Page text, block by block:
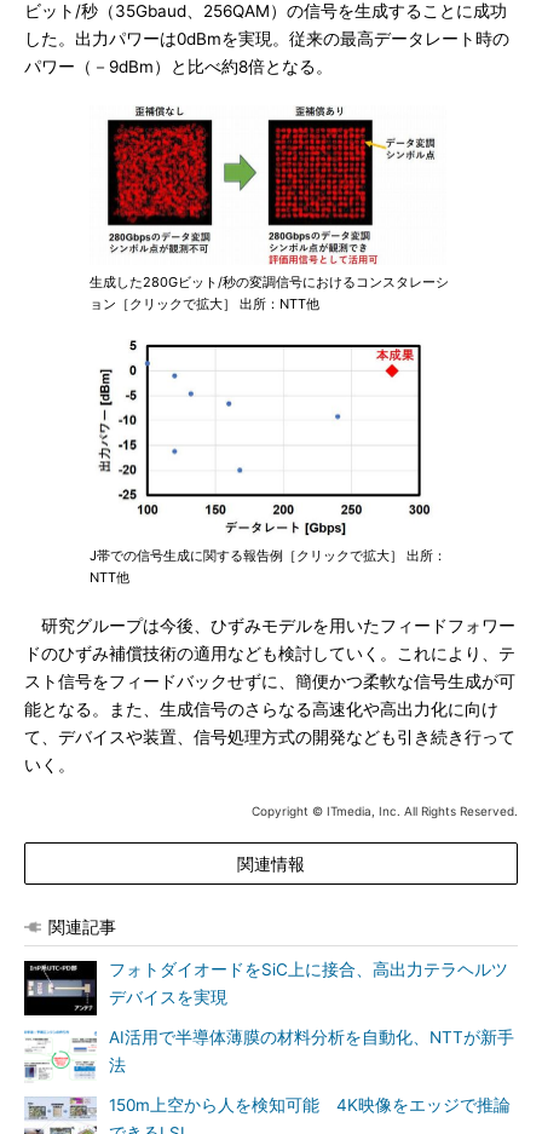
ビット/秒（35Gbaud、256QAM）の信号を生成することに成功
した。出力パワーは0dBmを実現。従来の最高データレート時の
パワー（－9dBm）と比べ約8倍となる。
生成した280Gビット/秒の変調信号におけるコンスタレーシ
ョン［クリックで拡大］ 出所：NTT他
J帯での信号生成に関する報告例［クリックで拡大］ 出所：
NTT他
研究グループは今後、ひずみモデルを用いたフィードフォワー
ドのひずみ補償技術の適用なども検討していく。これにより、テ
スト信号をフィードバックせずに、簡便かつ柔軟な信号生成が可
能となる。また、生成信号のさらなる高速化や高出力化に向け
て、デバイスや装置、信号処理方式の開発なども引き続き行って
いく。
Copyright © ITmedia, Inc. All Rights Reserved.
関連情報
関連記事
フォトダイオードをSiC上に接合、高出力テラヘルツ
デバイスを実現
AI活用で半導体薄膜の材料分析を自動化、NTTが新手
法
150m上空から人を検知可能 4K映像をエッジで推論